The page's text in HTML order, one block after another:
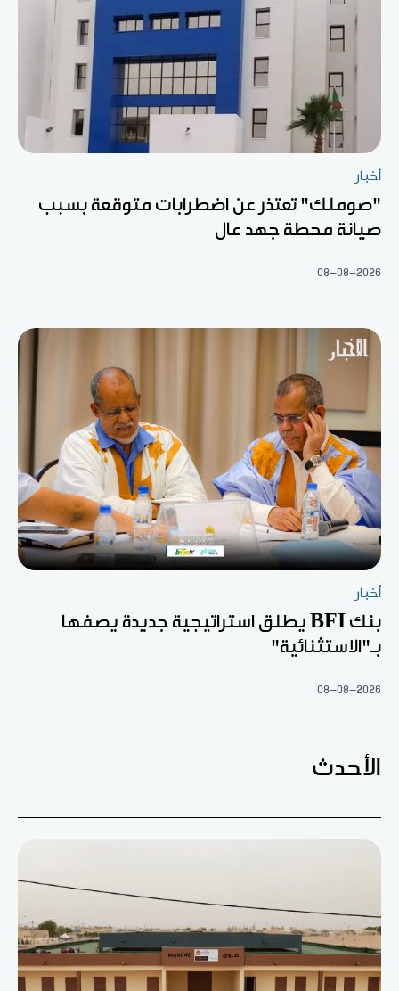
أخبار
"صوملك" تعتذر عن اضطرابات متوقعة بسبب
صيانة محطة جهد عال
08-08-2026
أخبار
بنك BFI يطلق استراتيجية جديدة يصفها
بـ"الاستثنائية"
08-08-2026
الأحدث